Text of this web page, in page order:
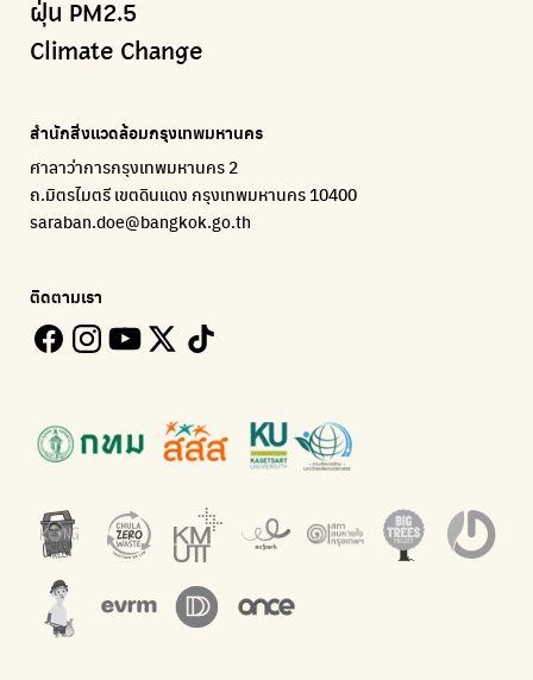
CHULA Zero Waste
จัดการขยะภายในพื้นที่อย่างเป็นระบบ
ECOLIFE
แพลตฟอร์มเพื่อสิ่งแวดล้อม
Environman
เรื่องราวสิ่งแวดล้อม เพื่อสร้างความตระหนัก
ติดตามความคืบหน้านโยบายกรุงเทพมหานคร
Kong Green Green
แอปแยกขยะได้ง่ายๆเพียงสแกนบาร์โค้ดสินค้า
Net Zero Carbon
The Sustainment
การบริหารองค์กรเพื่อสังคมและสิ่งแวดล้อม
WonWon
รวมร้านซ่อมใกล้บ้านคุณ
Bike for Everyone
How to ting
การแยกขยะให้สนุก
Plaplus
แพลตฟอร์มการจัดการพลาสติกชีวภาพหลังการกินดื่ม
Loopers
รวบรวมและส่งต่อเสื้อผ้ามือสองคุณภาพดี
รับซื้อขยะถึงบ้าน
ECOLIFE
กำจัด E-waste อย่างถูกวิธี ตามจุดรับ และไปรษณีย์
Green map
มือวิเศษกรุงเทพ
บริจาคขยะไปอัพไซเคิลเป็นชุดพนักงานกวาดถนน
WonWon
รวมร้านซ่อมใกล้บ้านคุณ
เตะฝุ่น
แผนที่การระบายอากาศในช่วงสูงสุดของแต่ละวัน
Net Zero Carbon
Everything about our planet and more
35 Hours Bangkok Nature Play
โครงการ 35 ชั่วโมงการเรียนรู้ธรรมชาติผ่านการเล่น
ฝุ่น PM2.5
Climate Change
สำนักสิ่งแวดล้อมกรุงเทพมหานคร
ศาลาว่าการกรุงเทพมหานคร 2
ถ.มิตรไมตรี เขตดินแดง กรุงเทพมหานคร 10400
saraban.doe@bangkok.go.th
ติดตามเรา